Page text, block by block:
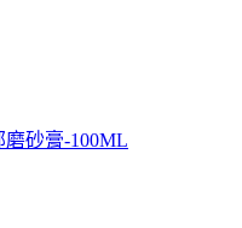
磨砂膏-100ML